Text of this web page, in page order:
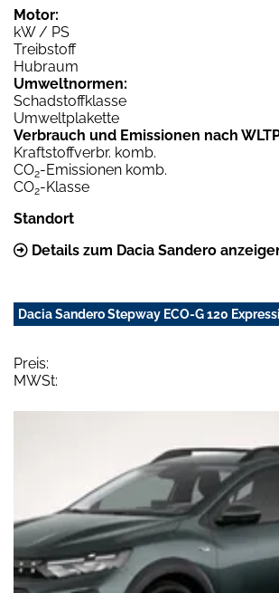
Motor:
kW / PS
Treibstoff
Hubraum
Umweltnormen:
Schadstoffklasse
Umweltplakette
Verbrauch und Emissionen nach
Kraftstoffverbr. komb.
CO2-Emissionen komb.
CO2-Klasse
Standort
Details zum Dacia Sandero
Dacia Sandero Stepway ECO-G 120
Preis:
MWSt: